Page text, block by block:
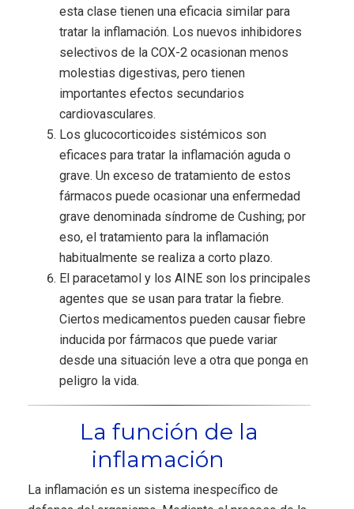
esta clase tienen una eficacia similar para
tratar la inflamación. Los nuevos inhibidores
selectivos de la COX-2 ocasionan menos
molestias digestivas, pero tienen
importantes efectos secundarios
cardiovasculares.
Los glucocorticoides sistémicos son
eficaces para tratar la inflamación aguda o
grave. Un exceso de tratamiento de estos
fármacos puede ocasionar una enfermedad
grave denominada síndrome de Cushing; por
eso, el tratamiento para la inflamación
habitualmente se realiza a corto plazo.
El paracetamol y los AINE son los principales
agentes que se usan para tratar la fiebre.
Ciertos medicamentos pueden causar fiebre
inducida por fármacos que puede variar
desde una situación leve a otra que ponga en
peligro la vida.
La función de la
inflamación
La inflamación es un sistema inespecífico de